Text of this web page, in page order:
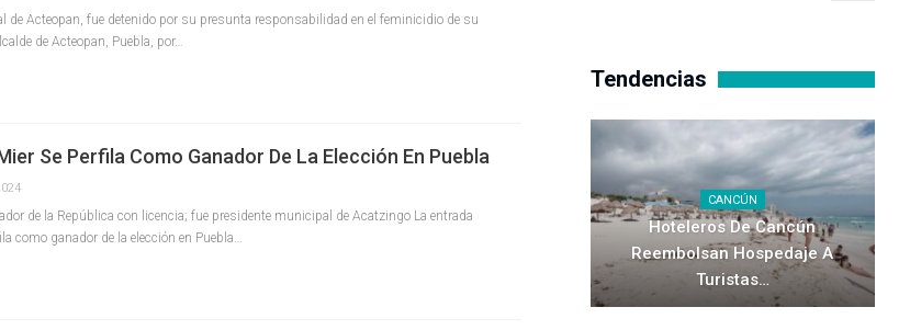
de Acteopan, fue detenido por su presunta responsabilidad en el feminicidio de su
de Acteopan, Puebla, por…
Se Perfila Como Ganador De La Elección En Puebla
de la República con licencia; fue presidente municipal de Acatzingo La entrada
como ganador de la elección en Puebla…
Tendencias
CANCÚN
Hoteleros De Cancún
Reembolsan Hospedaje A
Turistas…